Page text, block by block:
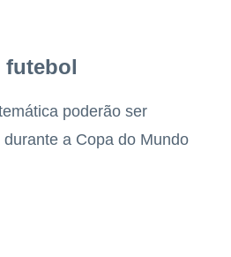
futebol
poderão ser
a Copa do Mundo